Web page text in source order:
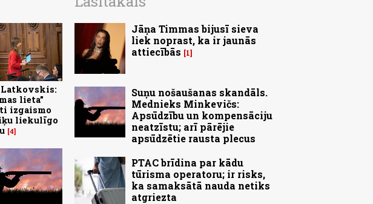
Latkovskis:
lieta”
izgaismo
liekulīgo
4
Jāņa Timmas bijusī sieva
liek noprast, ka ir jaunās
attiecībās
1
Suņu nošaušanas skandāls.
Mednieks Minkevičs:
Apsūdzību un kompensāciju
neatzīstu; arī pārējie
apsūdzētie rausta plecus
PTAC brīdina par kādu
tūrisma operatoru; ir risks,
ka samaksātā nauda netiks
atgriezta